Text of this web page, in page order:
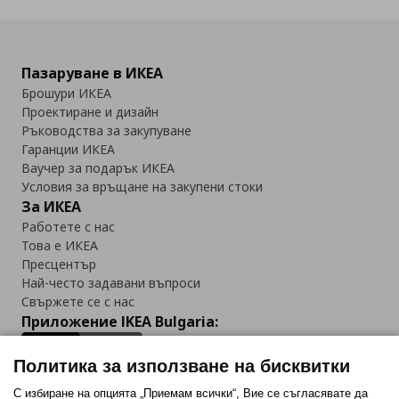
Пазаруване в ИКЕА
Брошури ИКЕА
Проектиране и дизайн
Ръководства за закупуване
Гаранции ИКЕА
Ваучер за подарък ИКЕА
Условия за връщане на закупени стоки
За ИКЕА
Работете с нас
Това е ИКЕА
Пресцентър
Най-често задавани въпроси
Свържете се с нас
Приложение IKEA Bulgaria:
Политика за използване на бисквитки
С избиране на опцията „Приемам всички“, Вие се съгласявате да